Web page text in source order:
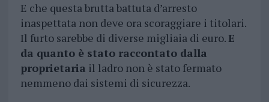
E che questa brutta battuta d’arresto
inaspettata non deve ora scoraggiare i titolari.
Il furto sarebbe di diverse migliaia di euro.E
da quanto è stato raccontato dalla
proprietaria il ladro non è stato fermato
nemmeno dai sistemi di sicurezza.